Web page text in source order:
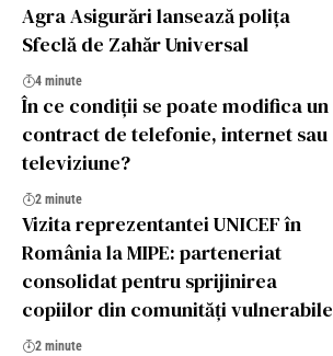
Agra Asigurări lansează polița
Sfeclă de Zahăr Universal
4 minute
În ce condiții se poate modifica un
contract de telefonie, internet sau
televiziune?
2 minute
Vizita reprezentantei UNICEF în
România la MIPE: parteneriat
consolidat pentru sprijinirea
copiilor din comunități vulnerabile
2 minute